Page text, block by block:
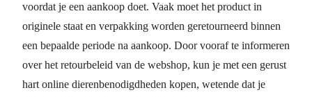
voordat je een aankoop doet. Vaak moet het product in
originele staat en verpakking worden geretourneerd binnen
een bepaalde periode na aankoop. Door vooraf te informeren
over het retourbeleid van de webshop, kun je met een gerust
hart online dierenbenodigdheden kopen, wetende dat je